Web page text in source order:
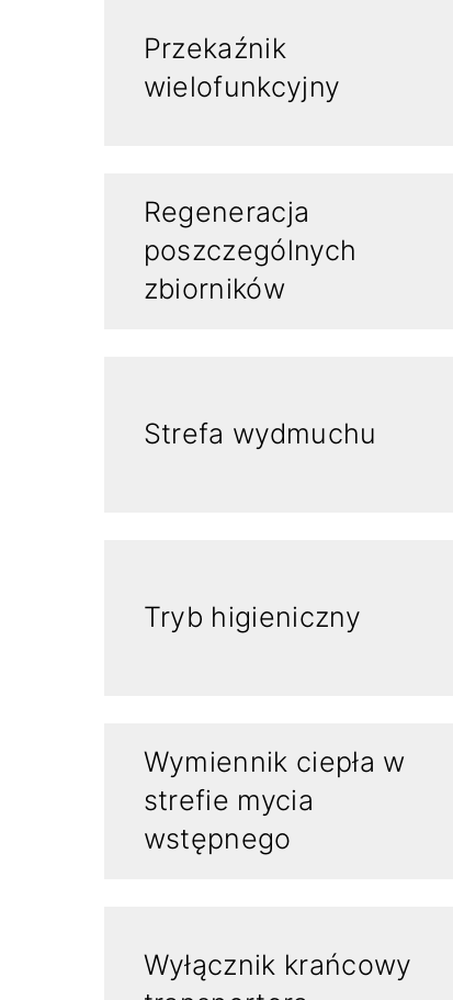
Przekaźnik
wielofunkcyjny
Regeneracja
poszczególnych
zbiorników
Strefa wydmuchu
Tryb higieniczny
Wymiennik ciepła w
strefie mycia
wstępnego
Wyłącznik krańcowy